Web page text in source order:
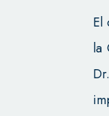
El
la